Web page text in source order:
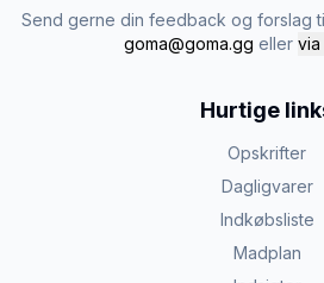
Send gerne din feedback og forslag
goma@goma.gg eller via
Hurtige
Opskrifter
Dagligvarer
Indkøbsliste
Madplan